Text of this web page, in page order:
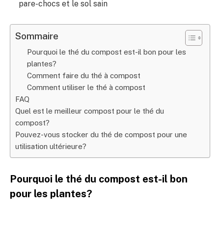
pare-chocs et le sol sain
Sommaire
Pourquoi le thé du compost est-il bon pour les
plantes?
Comment faire du thé à compost
Comment utiliser le thé à compost
FAQ
Quel est le meilleur compost pour le thé du
compost?
Pouvez-vous stocker du thé de compost pour une
utilisation ultérieure?
Pourquoi le thé du compost est-il bon
pour les plantes?